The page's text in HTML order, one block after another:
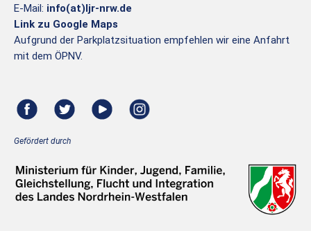
E-Mail: info(at)ljr-nrw.de
Link zu Google Maps
Aufgrund der Parkplatzsituation empfehlen wir eine Anfahrt
mit dem ÖPNV.
Gefördert durch